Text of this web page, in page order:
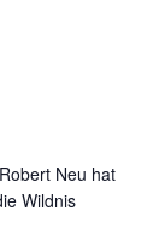
Neu hat
Wildnis